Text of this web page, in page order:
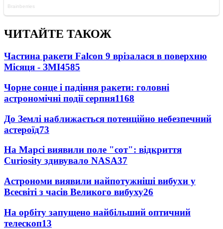
ЧИТАЙТЕ ТАКОЖ
Частина ракети Falcon 9 врізалася в поверхню
Місяця - ЗМІ4585
Чорне сонце і падіння ракети: головні
астрономічні події серпня1168
До Землі наближається потенційно небезпечний
астероїд73
На Марсі виявили поле "сот": відкриття
Curiosity здивувало NASA37
Астрономи виявили найпотужніші вибухи у
Всесвіті з часів Великого вибуху26
На орбіту запущено найбільший оптичний
телескоп13